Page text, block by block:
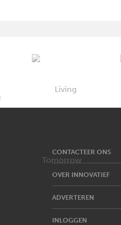
CONTACTEER ONS
OVER INNOVATIEF
ADVERTEREN
INLOGGEN